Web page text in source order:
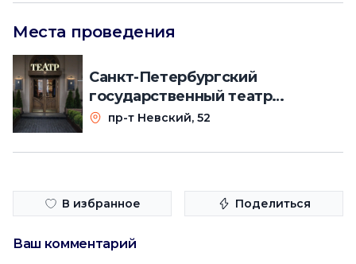
Места проведения
Санкт-Петербургский
государственный театр
марионеток им. Е. С. Деммени
пр-т Невский, 52
В избранное Поделиться
Ваш комментарий